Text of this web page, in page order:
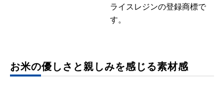
ライスレジンの登録商標で
す。
お米の優しさと親しみを感じる素材感